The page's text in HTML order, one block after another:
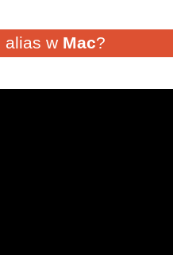
alias w Mac?